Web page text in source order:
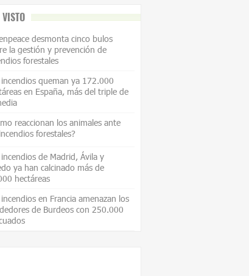
desmonta cinco bulos
la gestión y prevención de
forestales
incendios queman ya 172.000
en España, más del triple de
reaccionan los animales ante
forestales?
incendios de Madrid, Ávila y
ya han calcinado más de
hectáreas
incendios en Francia amenazan los
de Burdeos con 250.000